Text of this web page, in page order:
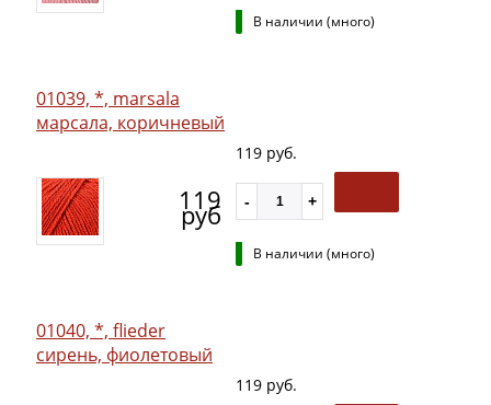
В наличии (много)
01039, *, marsala
марсала, коричневый
119
руб
119 руб.
В наличии (много)
01040, *, flieder
сирень, фиолетовый
119 руб.